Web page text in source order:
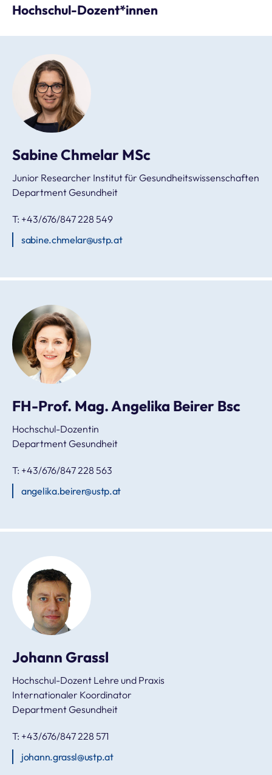
Hochschul-Dozent*innen
Sabine Chmelar MSc
Junior Researcher Institut für Gesundheitswissenschaften
Department Gesundheit
T: +43/676/847 228 549
sabine.chmelar@ustp.at
FH-Prof. Mag. Angelika Beirer Bsc
Hochschul-Dozentin
Department Gesundheit
T: +43/676/847 228 563
angelika.beirer@ustp.at
Johann Grassl
Hochschul-Dozent Lehre und Praxis
Internationaler Koordinator
Department Gesundheit
T: +43/676/847 228 571
johann.grassl@ustp.at